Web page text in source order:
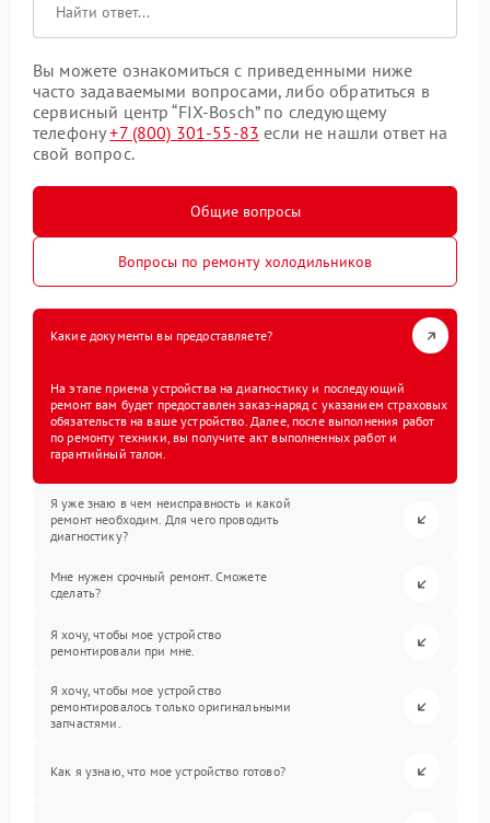
Вы можете ознакомиться с приведенными ниже
часто задаваемыми вопросами, либо обратиться в
сервисный центр “FIX-Bosch” по следующему
телефону+7 (800) 301-55-83 если не нашли ответ на
свой вопрос.
Общие вопросы
Вопросы по ремонту холодильников
Какие документы вы предоставляете?
На этапе приема устройства на диагностику и последующий
ремонт вам будет предоставлен заказ-наряд с указанием страховых
обязательств на ваше устройство. Далее, после выполнения работ
по ремонту техники, вы получите акт выполненных работ и
гарантийный талон.
Я уже знаю в чем неисправность и какой
ремонт необходим. Для чего проводить
диагностику?
Мне нужен срочный ремонт. Сможете
сделать?
Я хочу, чтобы мое устройство
ремонтировали при мне.
Я хочу, чтобы мое устройство
ремонтировалось только оригинальными
запчастями.
Как я узнаю, что мое устройство готово?